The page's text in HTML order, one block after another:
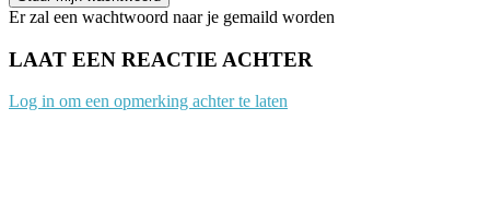
Er zal een wachtwoord naar je gemaild worden
LAAT EEN REACTIE ACHTER
Log in om een opmerking achter te laten